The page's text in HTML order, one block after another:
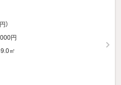
）
円
㎡